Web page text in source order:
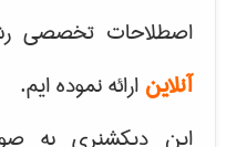
اصطلاحات تخصصی
آنلاین ارائه نموده ایم.
این دیکشنری به